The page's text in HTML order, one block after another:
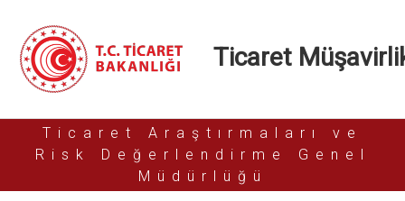
Ticaret
Ticaret Araştırmaları ve
Risk Değerlendirme Genel
Müdürlüğü